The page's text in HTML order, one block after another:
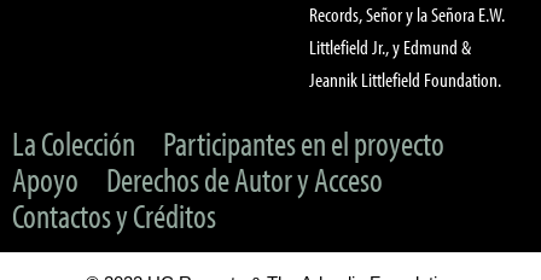
Records, Señor y la Señora E.W.
Littlefield Jr., y Edmund &
Jeannik Littlefield Foundation.
La Colección
Participantes en el proyecto
Apoyo
Derechos de Autor y Acceso
Contactos y Créditos